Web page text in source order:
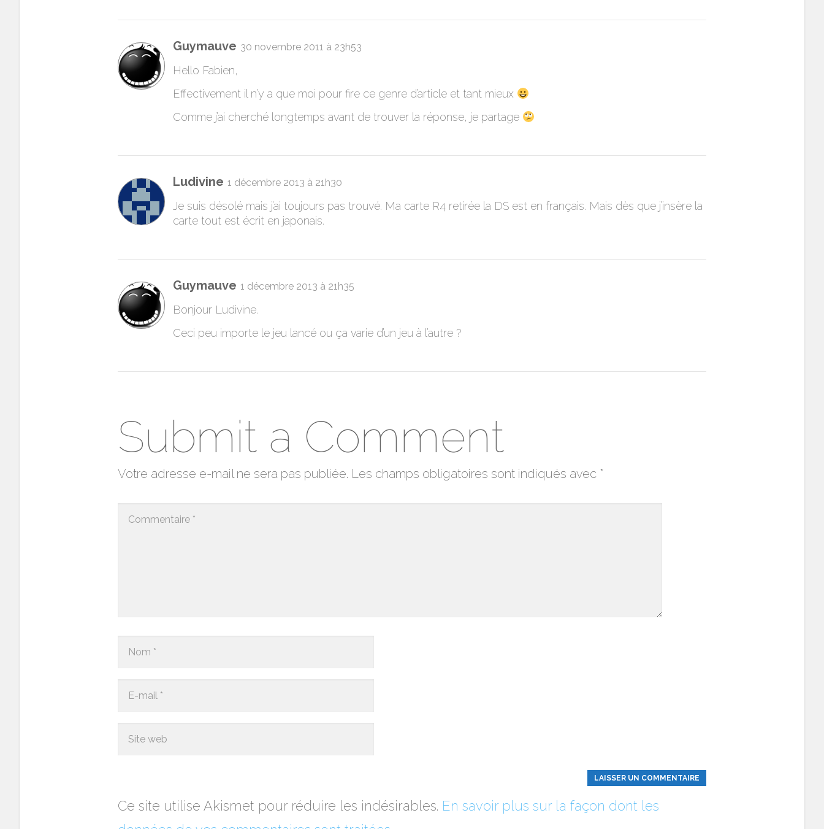
Guymauve 30 novembre 2011 à 23h53
Hello Fabien,
Effectivement il n’y a que moi pour fire ce genre d’article et tant mieux
Comme j’ai cherché longtemps avant de trouver la réponse, je partage
Ludivine 1 décembre 2013 à 21h30
Je suis désolé mais j’ai toujours pas trouvé. Ma carte R4 retirée la DS est en français. Mais dès que j’insère la
carte tout est écrit en japonais.
Guymauve 1 décembre 2013 à 21h35
Bonjour Ludivine.
Ceci peu importe le jeu lancé ou ça varie d’un jeu à l’autre ?
Submit a Comment
Votre adresse e-mail ne sera pas publiée. Les champs obligatoires sont indiqués avec *
Ce site utilise Akismet pour réduire les indésirables. En savoir plus sur la façon dont les